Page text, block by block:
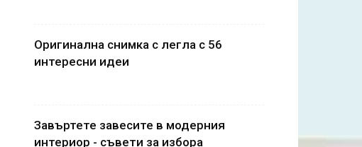
Оригинална снимка с легла с 56
интересни идеи
Завъртете завесите в модерния
интериор - съвети за избора